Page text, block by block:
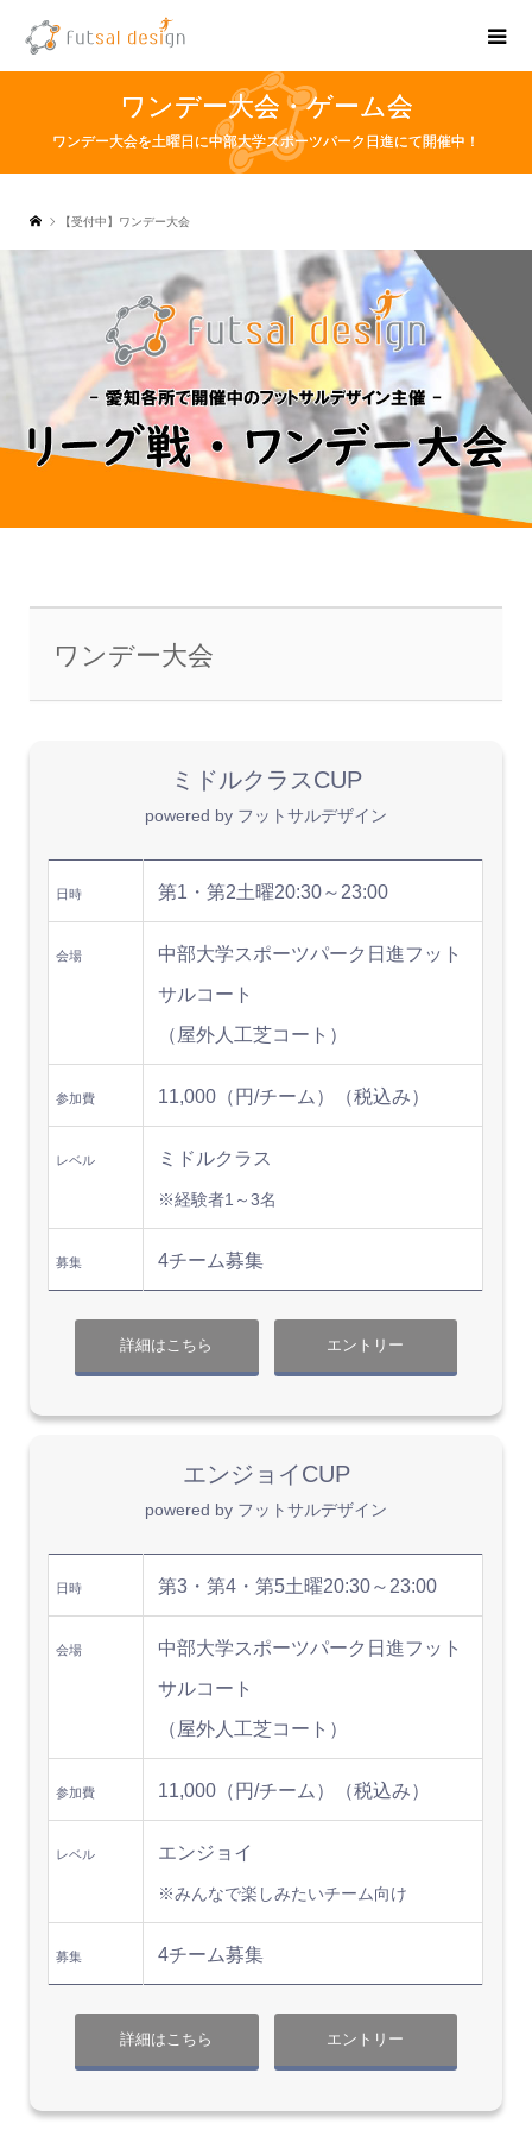
ワンデー大会・ゲーム会
ワンデー大会を土曜日に中部大学スポーツパーク日進にて開催中！
【受付中】ワンデー大会
ワンデー大会
ミドルクラスCUP
powered by フットサルデザイン
日時 第1・第2土曜20:30～23:00
会場
中部大学スポーツパーク日進フット
サルコート
（屋外人工芝コート）
参加費 11,000（円/チーム）（税込み）
レベル ミドルクラス
※経験者1～3名
募集 4チーム募集
詳細はこちら エントリー
エンジョイCUP
powered by フットサルデザイン
日時 第3・第4・第5土曜20:30～23:00
会場
中部大学スポーツパーク日進フット
サルコート
（屋外人工芝コート）
参加費 11,000（円/チーム）（税込み）
レベル エンジョイ
※みんなで楽しみたいチーム向け
募集 4チーム募集
詳細はこちら エントリー